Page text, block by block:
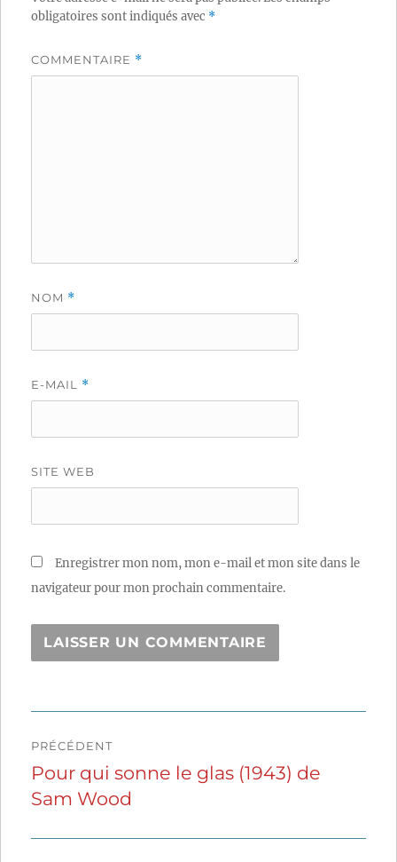
obligatoires sont indiqués avec *
COMMENTAIRE *
NOM *
E-MAIL *
SITE WEB
Enregistrer mon nom, mon e-mail et mon site dans le
navigateur pour mon prochain commentaire.
de
l’article
PRÉCÉDENT
Publication
précédente :
Pour qui sonne le glas (1943) de
Sam Wood